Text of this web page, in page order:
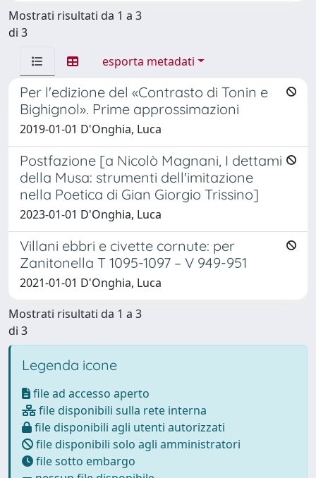
Mostrati risultati da 1 a 3
di 3
esporta metadati
Per l'edizione del «Contrasto di Tonin e
Bighignol». Prime approssimazioni
2019-01-01 D'Onghia, Luca
Postfazione [a Nicolò Magnani, I dettami
della Musa: strumenti dell'imitazione
nella Poetica di Gian Giorgio Trissino]
2023-01-01 D'Onghia, Luca
Villani ebbri e civette cornute: per
Zanitonella T 1095-1097 – V 949-951
2021-01-01 D'Onghia, Luca
Mostrati risultati da 1 a 3
di 3
Legenda icone
file ad accesso aperto
file disponibili sulla rete interna
file disponibili agli utenti autorizzati
file disponibili solo agli amministratori
file sotto embargo